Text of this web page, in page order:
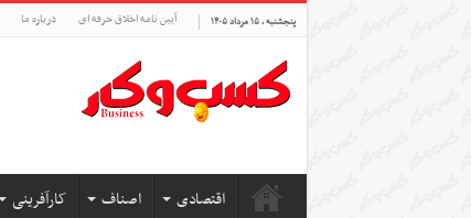
پنجشنبه , ۱۵ مرداد ۱۴۰۵ آیین نامه اخلاق حرفه ای درباره ما
اقتصادی اصناف کارآفرینی